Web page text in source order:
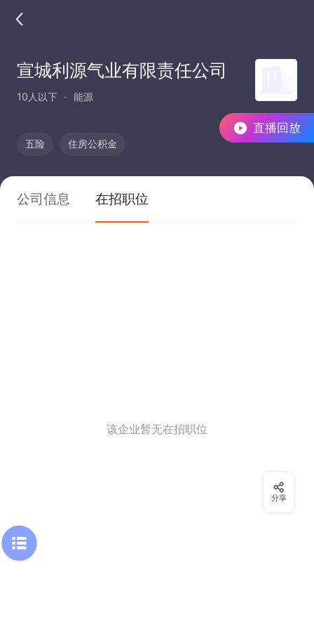
直播回放
宣城利源气业有限责任公司
10人以下 能源
五险 住房公积金
公司信息 在招职位
该企业暂无在招职位
分享